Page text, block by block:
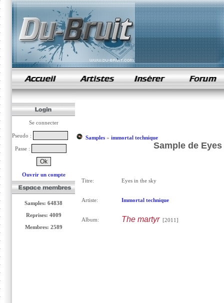
samples de rap
Se connecter
Pseudo :
Passe :
Ouvrir un compte
Samples: 64838
Reprises: 4009
Membres: 2589
Samples» immortal technique
Sample de
Titre: Eyes in the sky
Artiste: Immortal technique
Album: The martyr[2011]